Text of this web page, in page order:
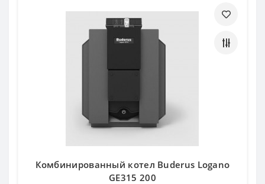
Комбинированный котел Buderus Logano
GE315 200